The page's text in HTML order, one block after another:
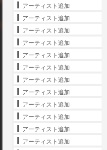
アーティスト追加
アーティスト追加
アーティスト追加
アーティスト追加
アーティスト追加
アーティスト追加
アーティスト追加
アーティスト追加
アーティスト追加
アーティスト追加
アーティスト追加
アーティスト追加